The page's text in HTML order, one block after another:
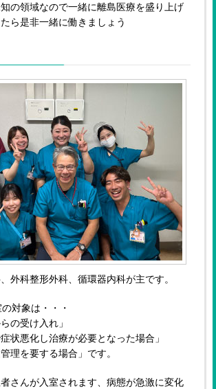
の領域なので一緒に離島医療を盛り上げ
ら是非一緒に働きましょう
外科整形外科、循環器内科が主です。
対象は・・・
の受け入れ」
状悪化し治療が必要となった場合」
理を要する場合」です。
さんが入室されます、病態が急激に変化